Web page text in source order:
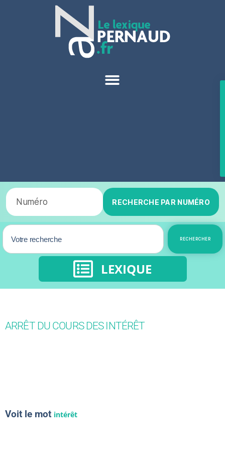
RECHERCHE PAR NUMÉRO
RECHERCHER
LEXIQUE
ARRÊT DU COURS DES INTÉRÊT
Voit le mot intérêt